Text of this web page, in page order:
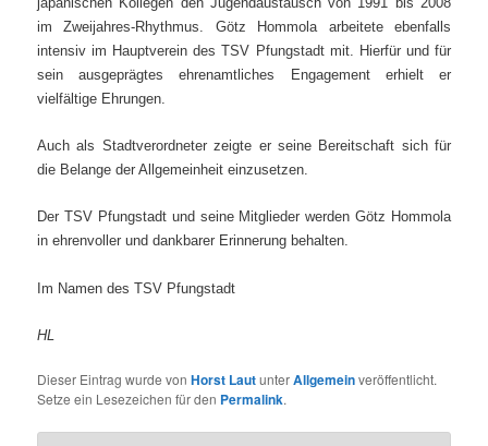
im Zweijahres-Rhythmus. Götz Hommola arbeitete ebenfalls
intensiv im Hauptverein des TSV Pfungstadt mit. Hierfür und für
sein ausgeprägtes ehrenamtliches Engagement erhielt er
vielfältige Ehrungen.
Auch als Stadtverordneter zeigte er seine Bereitschaft sich für
die Belange der Allgemeinheit einzusetzen.
Der TSV Pfungstadt und seine Mitglieder werden Götz Hommola
in ehrenvoller und dankbarer Erinnerung behalten.
Im Namen des TSV Pfungstadt
HL
Dieser Eintrag wurde vonHorst LautunterAllgemeinveröffentlicht.
Setze ein Lesezeichen für den Permalink.